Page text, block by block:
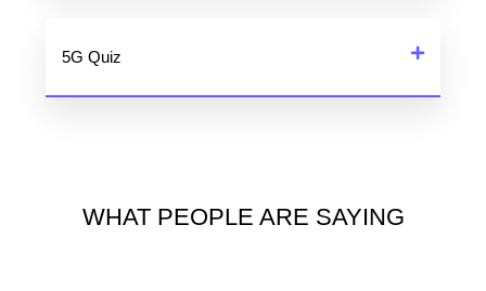
5G Quiz
WHAT PEOPLE ARE SAYING